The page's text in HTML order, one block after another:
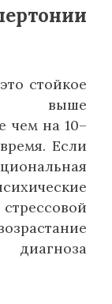
стойкое
выше
чем на 10–
Если